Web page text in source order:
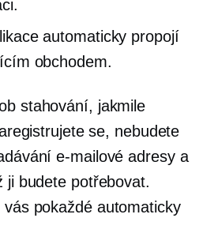
automaticky propojí
obchodem.
stahování, jakmile
se, nebudete
e-mailové adresy a
ji budete potřebovat.
pokaždé automaticky